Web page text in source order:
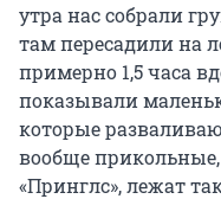
утра нас собрали
там пересадили на
примерно 1,5 часа
показывали
которые
вообще
«Принглс», лежат